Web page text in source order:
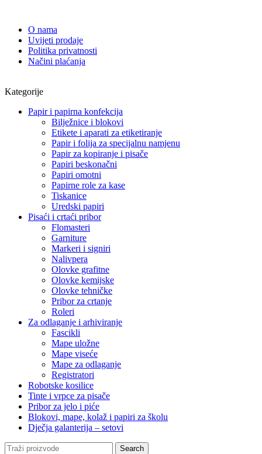
O nama
Uvijeti prodaje
Politika privatnosti
Načini plaćanja
Kategorije
Papir i papirna konfekcija
Bilježnice i blokovi
Etikete i aparati za etiketiranje
Papir i folija za specijalnu namjenu
Papir za kopiranje i pisače
Papiri beskonačni
Papiri omotni
Papirne role za kase
Tiskanice
Uredski papiri
Pisaći i crtaći pribor
Flomasteri
Garniture
Markeri i signiri
Nalivpera
Olovke grafitne
Olovke kemijske
Olovke tehničke
Pribor za crtanje
Roleri
Za odlaganje i arhiviranje
Fascikli
Mape uložne
Mape viseće
Mape za odlaganje
Registratori
Robotske kosilice
Tinte i vrpce za pisače
Pribor za jelo i piće
Blokovi, mape, kolaž i papiri za školu
Dječja galanterija – setovi
Search